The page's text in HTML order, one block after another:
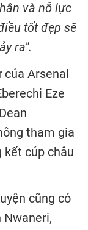
và nỗ lực
tốt đẹp sẽ
ra".
của Arsenal
Eze
tham gia
kết cúp châu
cũng có
Nwaneri,